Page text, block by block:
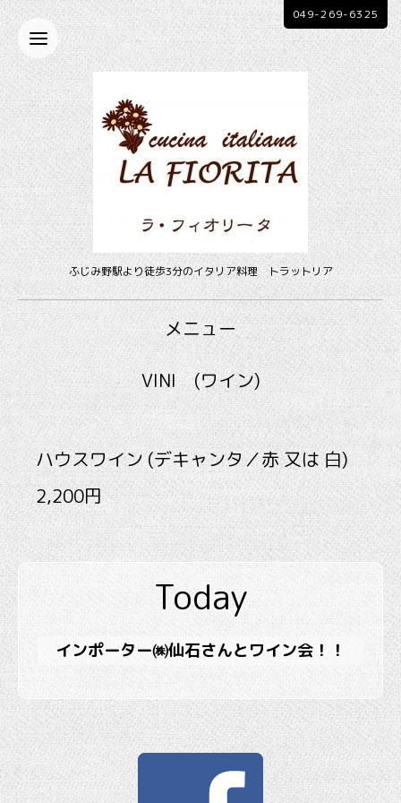
ふじみ野駅より徒歩3分のイタリア料理 トラットリア
049-269-6325
メニュー
VINI (ワイン)
ハウスワイン (デキャンタ／赤 又は 白)
2,200円
Today
インポーター㈱仙石さんとワイン会！！